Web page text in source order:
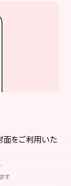
面をご利用いた
す